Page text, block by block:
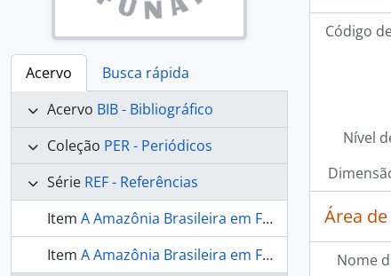
Acervo
Busca rápida
Acervo BIB - Bibliográfico
Coleção PER - Periódicos
Série REF - Referências
Item A Amazônia Brasileira em Foco - 1969 - 3 - [A Amazônia Brasileira em Foco]
Item A Amazônia Brasileira em Foco - 1970 - 4 - [A Amazônia Brasileira em Foco]
Código
Nível
Área
Nome